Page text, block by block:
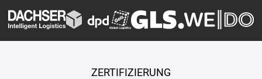
ZERTIFIZIERUNG